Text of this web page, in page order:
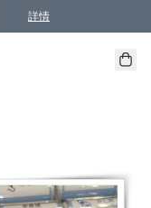
詳情